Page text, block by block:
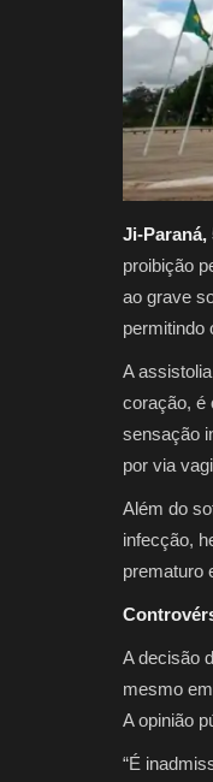
Ji-Paraná,
proibição
ao grave
permitindo
A
coração, é
sensação
por via
Além do
infecção,
prematuro
A decisão
mesmo
A opinião
“É